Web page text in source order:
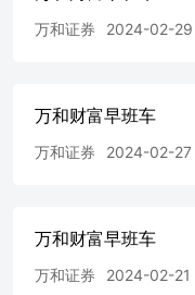
万和证券 2024-02-29
万和财富早班车
万和证券 2024-02-27
万和财富早班车
万和证券 2024-02-21